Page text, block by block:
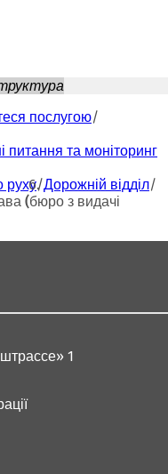
послугою
питання та моніторинг
руху Дорожній відділ
(бюро з видачі
1